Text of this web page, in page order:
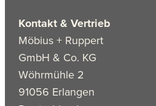
Kontakt & Vertrieb
Möbius + Ruppert
GmbH & Co. KG
Wöhrmühle 2
91056 Erlangen